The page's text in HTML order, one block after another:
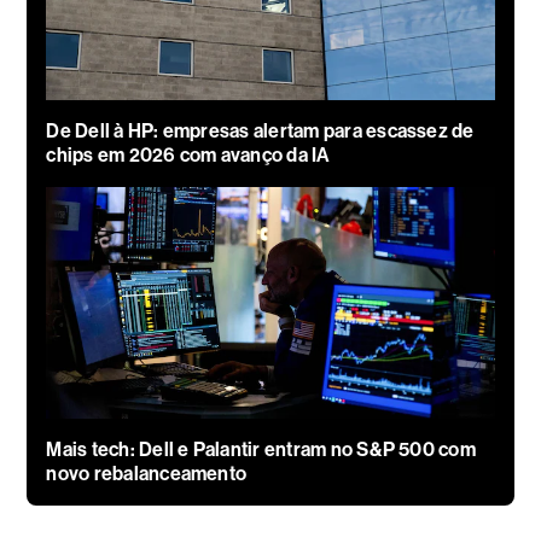
De Dell à HP: empresas alertam para escassez de
chips em 2026 com avanço da IA
Mais tech: Dell e Palantir entram no S&P 500 com
novo rebalanceamento